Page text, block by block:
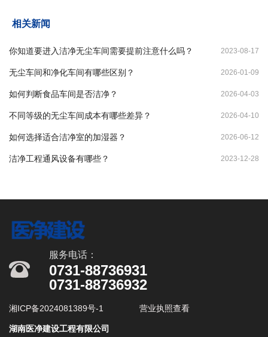
相关新闻
2023-08-17
你知道要进入洁净无尘车间需要提前注意什么吗？
2026-01-09
无尘车间和净化车间有哪些区别？
2026-04-03
如何判断食品车间是否洁净？
2026-04-10
不同等级的无尘车间成本有哪些差异？
2026-06-12
如何选择适合洁净室的加湿器？
2023-12-28
洁净工程通风设备有哪些？
服务电话：
0731-88736931
0731-88736932
湘ICP备2024081389号-1 营业执照查看
湖南医净建设工程有限公司